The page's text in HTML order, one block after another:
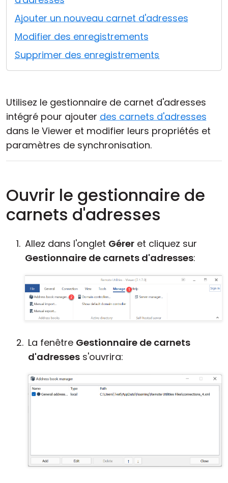
Ajouter un nouveau carnet d'adresses
Modifier des enregistrements
Supprimer des enregistrements
Utilisez le gestionnaire de carnet d'adresses
intégré pour ajouter des carnets d'adresses
dans le Viewer et modifier leurs propriétés et
paramètres de synchronisation.
Ouvrir le gestionnaire de
carnets d'adresses
Allez dans l'onglet Gérer et cliquez sur
Gestionnaire de carnets d'adresses:
La fenêtre Gestionnaire de carnets
d'adresses s'ouvrira:
Cloud et sur site